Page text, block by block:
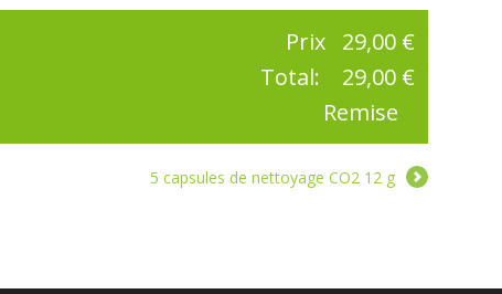
Prix
29,00 €
Total:
29,00 €
Remise
5 capsules de nettoyage CO2 12 g